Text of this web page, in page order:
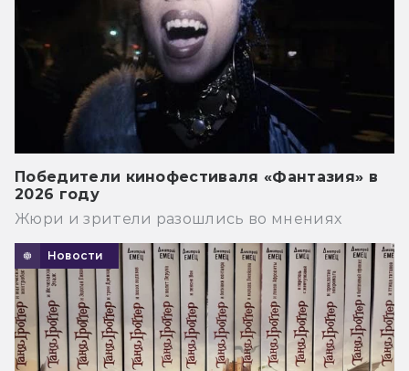
Победители кинофестиваля «Фантазия» в
2026 году
Жюри и зрители разошлись во мнениях
Новости